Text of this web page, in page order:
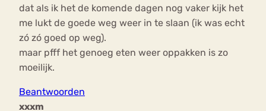
dat als ik het de komende dagen nog vaker kijk het
me lukt de goede weg weer in te slaan (ik was echt
zó zó goed op weg).
maar pfff het genoeg eten weer oppakken is zo
moeilijk.
Beantwoorden
xxxm